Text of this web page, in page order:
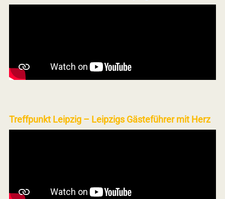
Treffpunkt Leipzig – Leipzigs Gästeführer mit Herz